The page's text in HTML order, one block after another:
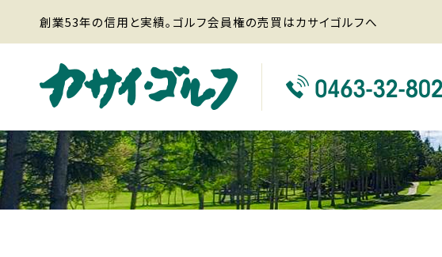
創業53年の信用と実績。ゴルフ会員権の売買はカサイゴルフへ